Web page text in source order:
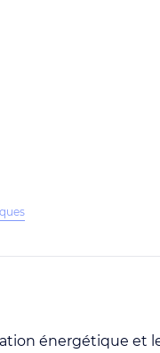
énergétique et